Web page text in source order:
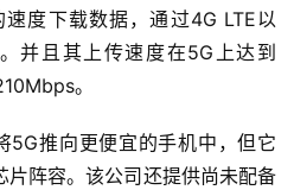
度下载数据，通过4G LTE以
并且其上传速度在5G上达到
。
推向更便宜的手机中，但它
片阵容。该公司还提供尚未配备